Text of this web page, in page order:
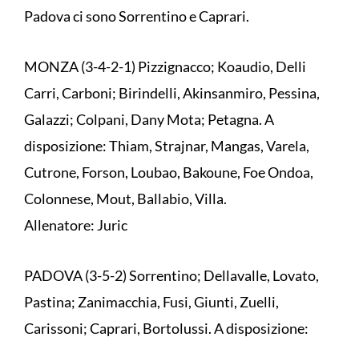
Padova ci sono Sorrentino e Caprari.
MONZA (3-4-2-1) Pizzignacco; Koaudio, Delli
Carri, Carboni; Birindelli, Akinsanmiro, Pessina,
Galazzi; Colpani, Dany Mota; Petagna. A
disposizione: Thiam, Strajnar, Mangas, Varela,
Cutrone, Forson, Loubao, Bakoune, Foe Ondoa,
Colonnese, Mout, Ballabio, Villa.
Allenatore: Juric
PADOVA (3-5-2) Sorrentino; Dellavalle, Lovato,
Pastina; Zanimacchia, Fusi, Giunti, Zuelli,
Carissoni; Caprari, Bortolussi. A disposizione: